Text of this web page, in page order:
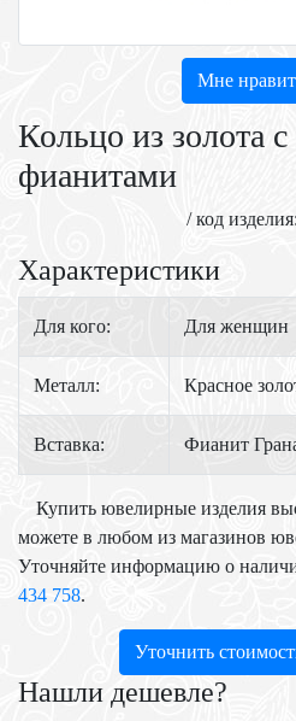
Мне
Кольцо из золота
фианитами
/ код
Характеристики
Для кого: Для женщин
Металл: Красное
Вставка: Фианит
Купить ювелирные изделия
можете в любом из магазинов
Уточняйте информацию о
434 758.
Уточнить
Нашли дешевле?